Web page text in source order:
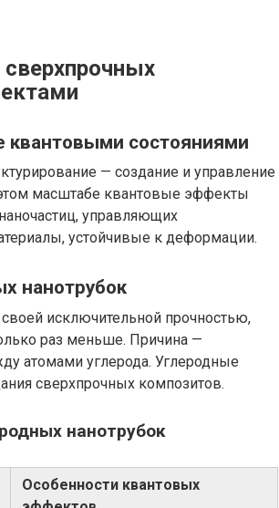
квантовыми состояниями
— создание и управление
масштабе квантовые эффекты
управляющих
устойчивые к деформации.
нанотрубок
исключительной прочностью,
раз меньше. Причина —
атомами углерода. Углеродные
сверхпрочных композитов.
нанотрубок
Особенности квантовых